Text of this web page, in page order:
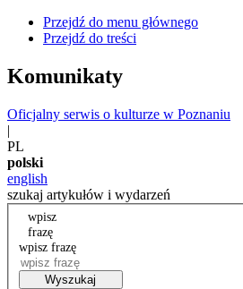
Przejdź do menu głównego
Przejdź do treści
Komunikaty
Oficjalny serwis o kulturze w Poznaniu
|
PL
polski
english
szukaj artykułów i wydarzeń
wpisz
frazę
wpisz frazę
Wyszukaj